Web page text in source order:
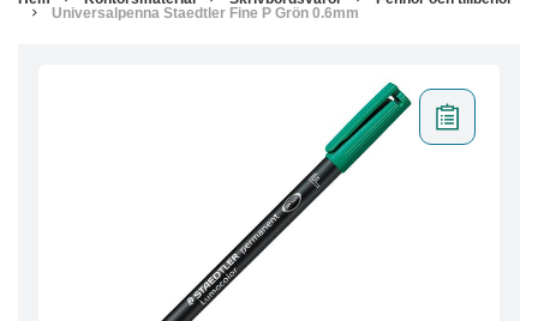
Universalpenna Staedtler Fine P Grön 0.6mm